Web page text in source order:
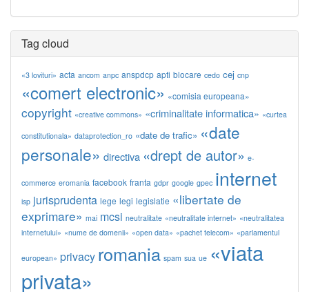
Tag cloud
«3 lovituri» acta ancom anpc anspdcp apti blocare cedo cej cnp
«comert electronic» «comisia europeana»
copyright «creative commons» «criminalitate informatica» «curtea
constitutionala» dataprotection_ro «date de trafic» «date
personale» directiva «drept de autor» e-
commerce eromania facebook franta gdpr google gpec internet
isp jurisprudenta lege legi legislatie «libertate de
exprimare» mai mcsi neutralitate «neutralitate internet» «neutralitatea
internetului» «nume de domenii» «open data» «pachet telecom» «parlamentul
european» privacy romania spam sua ue «viata
privata»